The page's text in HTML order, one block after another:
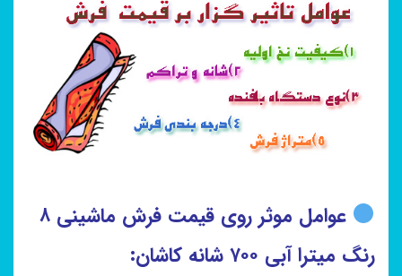
عوامل موثر روی قیمت فرش ماشینی ۸
رنگ میترا آبی ۷۰۰ شانه کاشان: